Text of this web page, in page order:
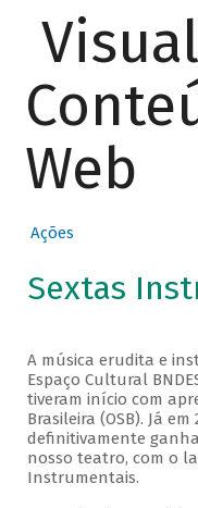
Web
Ações
Sextas
A música erudita e
Espaço Cultural
tiveram início com
Brasileira (OSB). Já
definitivamente
nosso teatro, com o
Instrumentais.